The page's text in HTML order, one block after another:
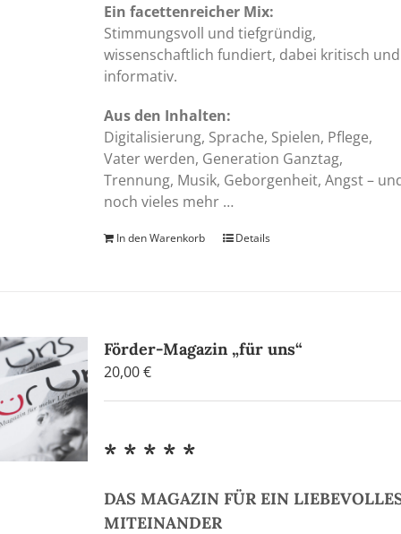
Ein facettenreicher Mix:
Stimmungsvoll und tiefgründig,
wissenschaftlich fundiert, dabei kritisch und
informativ.
Aus den Inhalten:
Digitalisierung, Sprache, Spielen, Pflege,
Vater werden, Generation Ganztag,
Trennung, Musik, Geborgenheit, Angst –
noch vieles mehr …
In den Warenkorb Details
Förder-Magazin „für uns“
20,00€
* * * * *
DAS MAGAZIN FÜR EIN
MITEINANDER